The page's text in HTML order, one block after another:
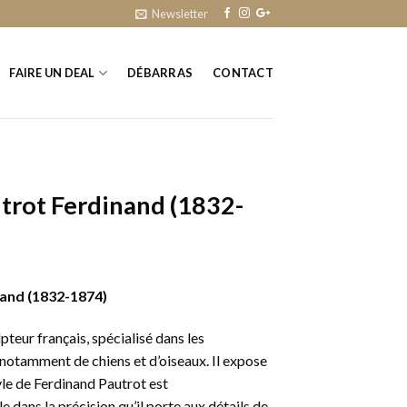
Newsletter
FAIRE UN DEAL DÉBARRAS CONTACT
Ferdinand (1832-
(1832-1874)
français, spécialisé dans les
de chiens et d’oiseaux. Il expose
de Ferdinand Pautrot est